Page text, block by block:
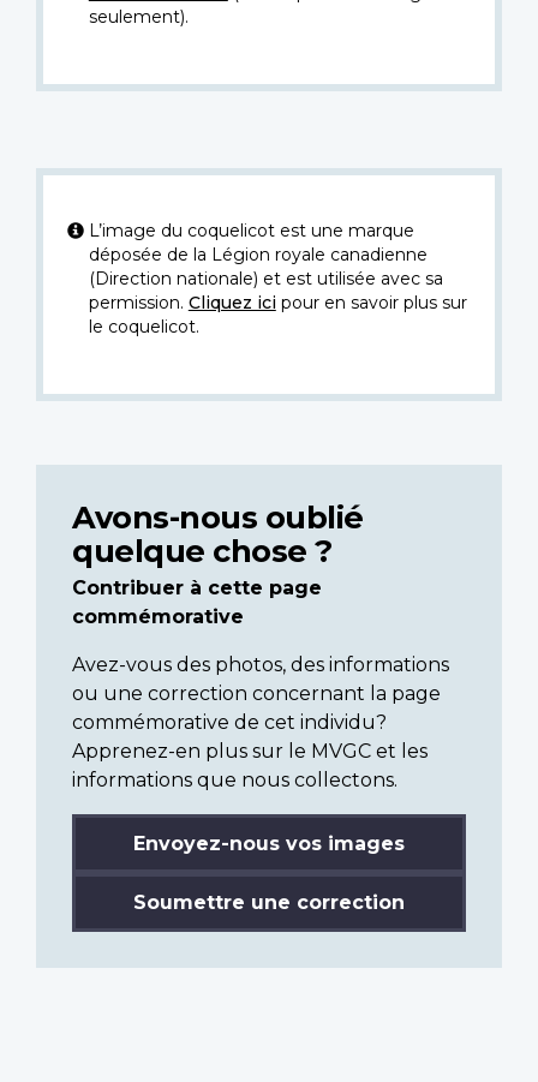
seulement).
L’image du coquelicot est une marque
déposée de la Légion royale canadienne
(Direction nationale) et est utilisée avec sa
permission. Cliquez icipour en savoir plus sur
le coquelicot.
Avons-nous oublié
quelque chose ?
Contribuer à cette page
commémorative
Avez-vous des photos, des informations
ou une correction concernant la page
commémorative de cet individu?
Apprenez-en plus sur le MVGC et les
informations que nous collectons.
Envoyez-nous vos images
Soumettre une correction